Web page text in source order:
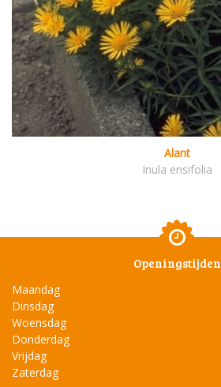
Alant
Inula ensifolia
Openingstijden
Maandag
Dinsdag
Woensdag
Donderdag
Vrijdag
Zaterdag